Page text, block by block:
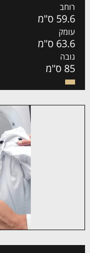
רוחב
59.6 ס"מ
עומק
63.6 ס"מ
גובה
85 ס"מ